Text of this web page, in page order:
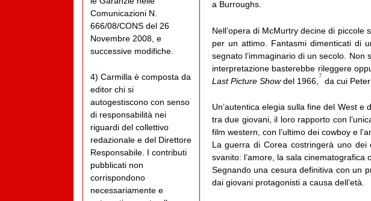
a Burroughs.
Nell’opera di McMurtry decine di piccole
per un attimo. Fantasmi dimenticati di
segnato l’immaginario di un secolo.
interpretazione basterebbe rileggere
Last Picture Showdel 1966,
7
da cui
Un’autentica elegia sulla fine del West e
tra due giovani, il loro rapporto con
film western, con l’ultimo dei cowboy e
La guerra di Corea costringerà uno
svanito: l’amore, la sala cinematografica
Segnando una cesura definitiva con un
dai giovani protagonisti a causa dell’età.
Comunicazioni N.
666/08/CONS del 26
Novembre 2008, e
successive modifiche.
4) Carmilla è composta da
editor chi si
autogestiscono con senso
di responsabilità nei
riguardi del collettivo
redazionale e del Direttore
Responsabile. I contributi
pubblicati non
corrispondono
necessariamente e